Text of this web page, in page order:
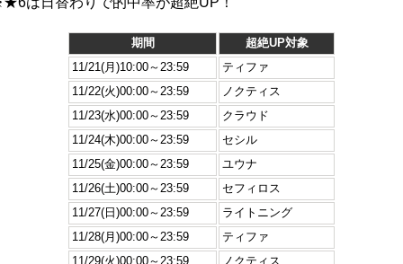
期間
超絶UP対象
11/21(月)10:00～23:59
ティファ
11/22(火)00:00～23:59
ノクティス
11/23(水)00:00～23:59
クラウド
11/24(木)00:00～23:59
セシル
11/25(金)00:00～23:59
ユウナ
11/26(土)00:00～23:59
セフィロス
11/27(日)00:00～23:59
ライトニング
11/28(月)00:00～23:59
ティファ
11/29(火)00:00～23:59
ノクティス